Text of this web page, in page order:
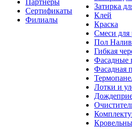
Партнеры
Сертификаты
Филиалы
Затирка
Клей
Краска
Смеси
Пол
Гибкая
Фасадные
Фасадная
Лотки и